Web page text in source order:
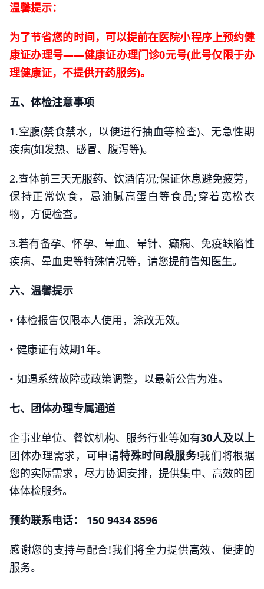
温馨提示：
为了节省您的时间，可以提前在医院小程序上预约健
康证办理号——健康证办理门诊0元号(此号仅限于办
理健康证，不提供开药服务)。
五、体检注意事项
1.空腹(禁食禁水，以便进行抽血等检查)、无急性期
疾病(如发热、感冒、腹泻等)。
2.查体前三天无服药、饮酒情况;保证休息避免疲劳，
保持正常饮食，忌油腻高蛋白等食品;穿着宽松衣
物，方便检查。
3.若有备孕、怀孕、晕血、晕针、癫痫、免疫缺陷性
疾病、晕血史等特殊情况等，请您提前告知医生。
六、温馨提示
• 体检报告仅限本人使用，涂改无效。
• 健康证有效期1年。
• 如遇系统故障或政策调整，以最新公告为准。
七、团体办理专属通道
企事业单位、餐饮机构、服务行业等如有30人及以上
团体办理需求，可申请特殊时间段服务!我们将根据
您的实际需求，尽力协调安排，提供集中、高效的团
体体检服务。
预约联系电话： 150 9434 8596
感谢您的支持与配合!我们将全力提供高效、便捷的
服务。